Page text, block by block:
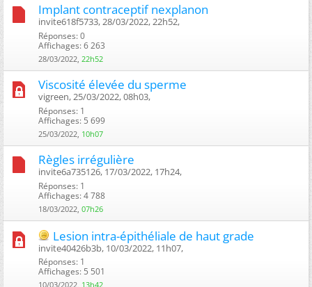
Implant contraceptif nexplanon
invite618f5733, 28/03/2022, 22h52, ‎
Réponses: 0
Affichages: 6 263
28/03/2022, 22h52
Viscosité élevée du sperme
vigreen, 25/03/2022, 08h03, ‎
Réponses: 1
Affichages: 5 699
25/03/2022, 10h07
Règles irrégulière
invite6a735126, 17/03/2022, 17h24, ‎
Réponses: 1
Affichages: 4 788
18/03/2022, 07h26
Lesion intra-épithéliale de haut grade
invite40426b3b, 10/03/2022, 11h07, ‎
Réponses: 1
Affichages: 5 501
10/03/2022, 13h42